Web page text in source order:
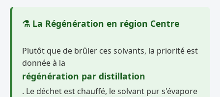
⚗️ La Régénération en région Centre
Plutôt que de brûler ces solvants, la priorité est
donnée à la
régénération par distillation
. Le déchet est chauffé, le solvant pur s'évapore